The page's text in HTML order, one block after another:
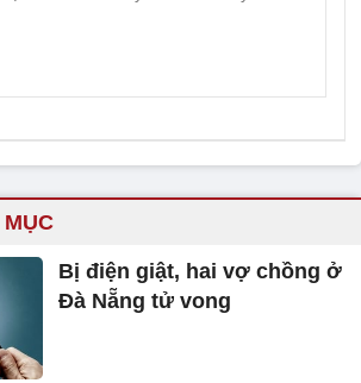
Bị điện giật, hai vợ chồng ở
Đà Nẵng tử vong